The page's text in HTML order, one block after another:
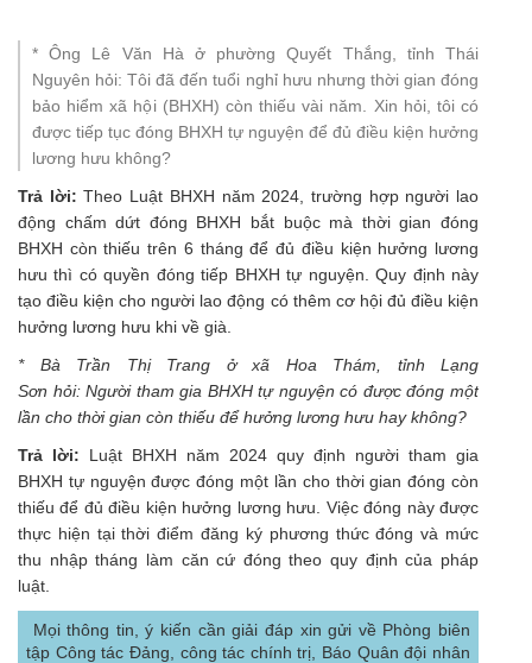
* Ông Lê Văn Hà ở phường Quyết Thắng, tỉnh Thái
Nguyên hỏi: Tôi đã đến tuổi nghỉ hưu nhưng thời gian đóng
bảo hiểm xã hội (BHXH) còn thiếu vài năm. Xin hỏi, tôi có
được tiếp tục đóng BHXH tự nguyện để đủ điều kiện hưởng
lương hưu không?
Trả lời: Theo Luật BHXH năm 2024, trường hợp người lao
động chấm dứt đóng BHXH bắt buộc mà thời gian đóng
BHXH còn thiếu trên 6 tháng để đủ điều kiện hưởng lương
hưu thì có quyền đóng tiếp BHXH tự nguyện. Quy định này
tạo điều kiện cho người lao động có thêm cơ hội đủ điều kiện
hưởng lương hưu khi về già.
* Bà Trần Thị Trang ở xã Hoa Thám, tỉnh Lạng
Sơn hỏi: Người tham gia BHXH tự nguyện có được đóng một
lần cho thời gian còn thiếu để hưởng lương hưu hay không?
Trả lời: Luật BHXH năm 2024 quy định người tham gia
BHXH tự nguyện được đóng một lần cho thời gian đóng còn
thiếu để đủ điều kiện hưởng lương hưu. Việc đóng này được
thực hiện tại thời điểm đăng ký phương thức đóng và mức
thu nhập tháng làm căn cứ đóng theo quy định của pháp
luật.
Mọi thông tin, ý kiến cần giải đáp xin gửi về Phòng biên
tập Công tác Đảng, công tác chính trị, Báo Quân đội nhân